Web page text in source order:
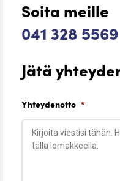
Soita meille
041 328 5569
Jätä
Yhteydenotto *